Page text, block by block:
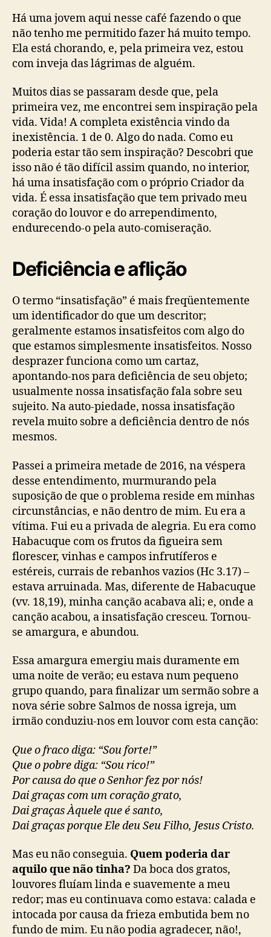
Há uma jovem aqui nesse café fazendo o que
não tenho me permitido fazer há muito tempo.
Ela está chorando, e, pela primeira vez, estou
com inveja das lágrimas de alguém.
Muitos dias se passaram desde que, pela
primeira vez, me encontrei sem inspiração pela
vida. Vida! A completa existência vindo da
inexistência. 1 de 0. Algo do nada. Como eu
poderia estar tão sem inspiração? Descobri que
isso não é tão difícil assim quando, no interior,
há uma insatisfação com o próprio Criador da
vida. É essa insatisfação que tem privado meu
coração do louvor e do arrependimento,
endurecendo-o pela auto-comiseração.
Deficiência e aflição
O termo “insatisfação” é mais freqüentemente
um identificador do que um descritor;
geralmente estamos insatisfeitos com algo do
que estamos simplesmente insatisfeitos. Nosso
desprazer funciona como um cartaz,
apontando-nos para deficiência de seu objeto;
usualmente nossa insatisfação fala sobre seu
sujeito. Na auto-piedade, nossa insatisfação
revela muito sobre a deficiência dentro de nós
mesmos.
Passei a primeira metade de 2016, na véspera
desse entendimento, murmurando pela
suposição de que o problema reside em minhas
circunstâncias, e não dentro de mim. Eu era a
vítima. Fui eu a privada de alegria. Eu era como
Habacuque com os frutos da figueira sem
florescer, vinhas e campos infrutíferos e
estéreis, currais de rebanhos vazios (Hc 3.17) –
estava arruinada. Mas, diferente de Habacuque
(vv. 18,19), minha canção acabava ali; e, onde a
canção acabou, a insatisfação cresceu. Tornou-
se amargura, e abundou.
Essa amargura emergiu mais duramente em
uma noite de verão; eu estava num pequeno
grupo quando, para finalizar um sermão sobre a
nova série sobre Salmos de nossa igreja, um
irmão conduziu-nos em louvor com esta canção:
Que o fraco diga: “Sou forte!”
Que o pobre diga: “Sou rico!”
Por causa do que o Senhor fez por nós!
Dai graças com um coração grato,
Dai graças Àquele que é santo,
Dai graças porque Ele deu Seu Filho, Jesus Cristo.
Mas eu não conseguia. Quem poderia dar
aquilo que não tinha? Da boca dos gratos,
louvores fluíam linda e suavemente a meu
redor; mas eu continuava como estava: calada e
intocada por causa da frieza embutida bem no
fundo de mim. Eu não podia agradecer, não!,